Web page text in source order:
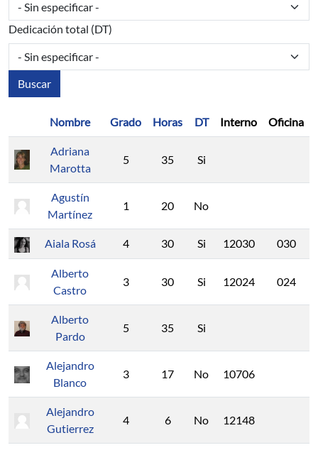
Dedicación total (DT)
Nombre Grado Horas DT Interno Oficina
Adriana
Marotta
5 35 Si
Agustín
Martínez
1 20 No
Aiala Rosá 4 30 Si 12030 030
Alberto
Castro
3 30 Si 12024 024
Alberto
Pardo
5 35 Si
Alejandro
Blanco
3 17 No 10706
Alejandro
Gutierrez
4 6 No 12148